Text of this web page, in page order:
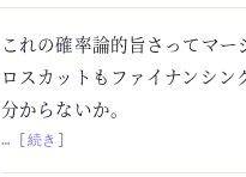
これの確率論的旨さってマ
ロスカットもファイナンシン
分からないか。
… [続き]